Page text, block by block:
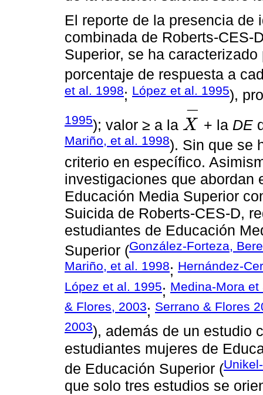
El reporte de la presencia
combinada de Roberts-CES-
Superior, se ha
porcentaje de respuesta a
et al. 1998; López et al. 1995),
1995); valor ≥ a la X
−
X- + la DE
Mariño, et al. 1998). Sin que se
criterio en específico.
investigaciones que abordan
Educación Media Superior
Suicida de Roberts-CES-D,
estudiantes de Educación
Superior (González-Forteza,
Mariño, et al. 1998; Hernández-
López et al. 1995; Medina-Mora et
& Flores, 2003; Serrano & Flores
2003), además de un estudio
estudiantes mujeres de
de Educación Superior (
que solo tres estudios se